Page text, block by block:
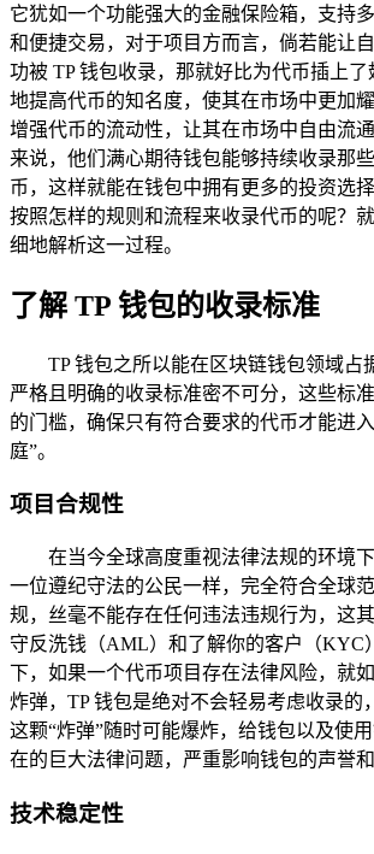
它犹如一个功能强大的金融保险箱，支持
和便捷交易，对于项目方而言，倘若能让
功被 TP 钱包收录，那就好比为代币插上
地提高代币的知名度，使其在市场中更加
增强代币的流动性，让其在市场中自由流
来说，他们满心期待钱包能够持续收录那
币，这样就能在钱包中拥有更多的投资选
按照怎样的规则和流程来收录代币的呢？
细地解析这一过程。
了解 TP 钱包的收录标准
TP 钱包之所以能在区块链钱包领域占
严格且明确的收录标准密不可分，这些标
的门槛，确保只有符合要求的代币才能进
庭”。
项目合规性
在当今全球高度重视法律法规的环境
一位遵纪守法的公民一样，完全符合全球
规，丝毫不能存在任何违法违规行为，这
守反洗钱（AML）和了解你的客户（KYC
下，如果一个代币项目存在法律风险，就
炸弹，TP 钱包是绝对不会轻易考虑收录的
这颗“炸弹”随时可能爆炸，给钱包以及使
在的巨大法律问题，严重影响钱包的声誉和
技术稳定性